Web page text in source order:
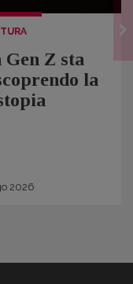
Gen Z sta
la
2026